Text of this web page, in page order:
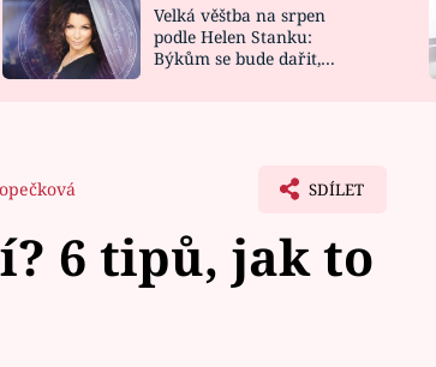
NOVINKY
VIDEORECEPTY
DESIGN
Velká věštba na srpen
podle Helen Stanku:
Býkům se bude dařit,
SDÍLET
6 tipů, jak to